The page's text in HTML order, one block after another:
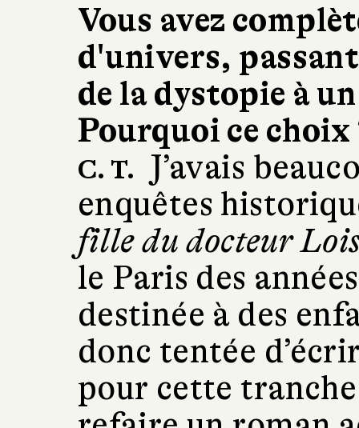
Vous avez
d'univers,
de la dystopie à
Pourquoi ce choix
C. T.
J’avais
enquêtes
fille du docteur
le Paris des
destinée à des
donc tentée
pour cette